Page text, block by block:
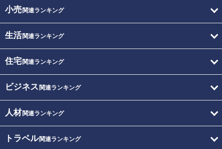
小売関連ランキング
生活関連ランキング
住宅関連ランキング
ビジネス 関連ランキング
人材関連ランキング
トラベル関連ランキング